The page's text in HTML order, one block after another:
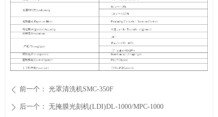
ꄴ 前一个： 光罩清洗机SMC-350F
ꄲ 后一个： 无掩膜光刻机(LDI)DL-1000/MPC-1000